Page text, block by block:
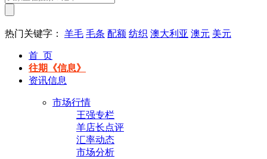
热门关键字： 羊毛 毛条 配额 纺织 澳大利亚 澳元 美元
首 页
往期《信息》
资讯信息
市场行情
王强专栏
羊店长点评
汇率动态
市场分析